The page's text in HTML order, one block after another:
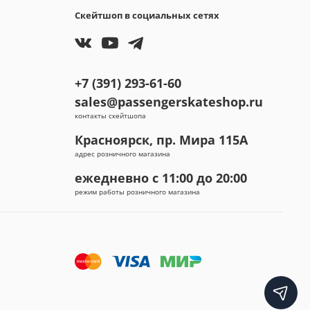
Скейтшоп в социальных сетях
+7 (391) 293-61-60
sales@passengerskateshop.ru
контакты скейтшопа
Красноярск, пр. Мира 115А
адрес розничного магазина
ежедневно с 11:00 до 20:00
режим работы розничного магазина